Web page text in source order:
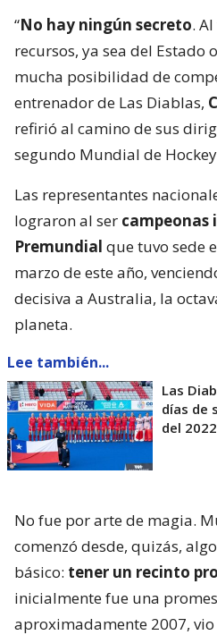
“No hay ningún secreto.
recursos, ya sea del Estado
mucha posibilidad de
entrenador de Las Diablas,
refirió al camino de sus
segundo Mundial de
Las representantes
lograron al ser campeonas
Premundial que tuvo sede
marzo de este año,
decisiva a Australia, la
planeta.
Lee también...
Las
días de
del
No fue por arte de magia.
comenzó desde, quizás,
básico: tener un recinto
inicialmente fue una
aproximadamente 2007,